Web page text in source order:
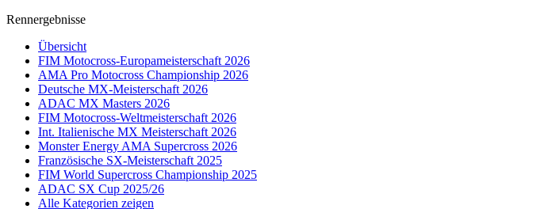
Rennergebnisse
Übersicht
FIM Motocross-Europameisterschaft 2026
AMA Pro Motocross Championship 2026
Deutsche MX-Meisterschaft 2026
ADAC MX Masters 2026
FIM Motocross-Weltmeisterschaft 2026
Int. Italienische MX Meisterschaft 2026
Monster Energy AMA Supercross 2026
Französische SX-Meisterschaft 2025
FIM World Supercross Championship 2025
ADAC SX Cup 2025/26
Alle Kategorien zeigen